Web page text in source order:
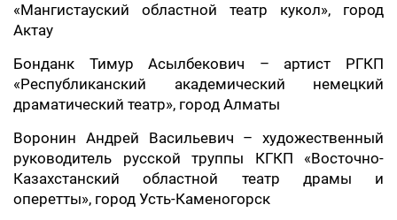
«Мангистауский областной театр кукол», город
Актау
Бонданк Тимур Асылбекович – артист РГКП
«Республиканский академический немецкий
драматический театр», город Алматы
Воронин Андрей Васильевич – художественный
руководитель русской труппы КГКП «Восточно-
Казахстанский областной театр драмы и
оперетты», город Усть-Каменогорск